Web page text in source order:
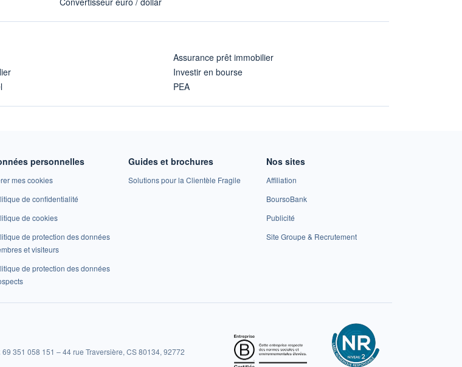
Assurance prêt immobilier
Investir en bourse
PEA
personnelles
mes cookies
de confidentialité
de cookies
de protection des données
et visiteurs
de protection des données
Guides et brochures
Solutions pour la Clientèle Fragile
Nos sites
Affiliation
BoursoBank
Publicité
Site Groupe & Recrutement
351 058 151 – 44 rue Traversière, CS 80134, 92772